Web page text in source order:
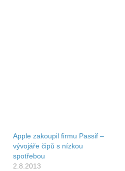
Apple zakoupil firmu Passif –
vývojáře čipů s nízkou
spotřebou
2.8.2013